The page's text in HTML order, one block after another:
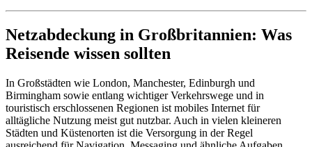
Netzabdeckung in Großbritannien: Was
Reisende wissen sollten
In Großstädten wie London, Manchester, Edinburgh und
Birmingham sowie entlang wichtiger Verkehrswege und in
touristisch erschlossenen Regionen ist mobiles Internet für
alltägliche Nutzung meist gut nutzbar. Auch in vielen kleineren
Städten und Küstenorten ist die Versorgung in der Regel